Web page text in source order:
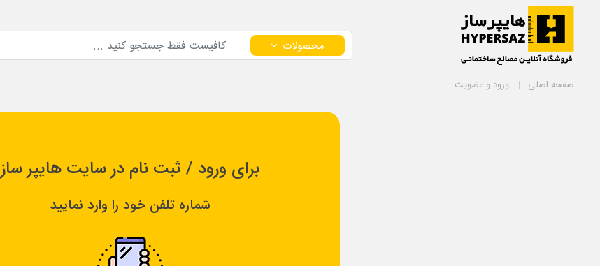
محصولات
صفحه اصلی ورود و عضویت
برای ورود / ثبت نام در سایت هایپر ساز
شماره تلفن خود را وارد نمایید